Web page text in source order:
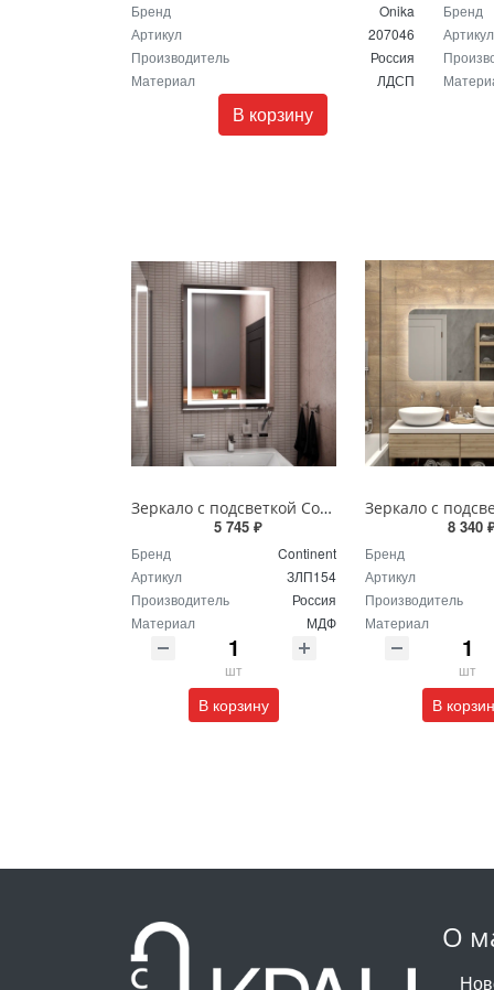
Бренд
Onika
Артикул
207046
Производитель
Россия
Материал
ЛДСП
В корзину
Бренд
Артикул
Зеркало с подсветкой Continent Пронто Люкс 60 х 80 см ЗЛП154
5 745 ₽
Бренд
Continent
Артикул
ЗЛП154
Производитель
Россия
Материал
МДФ
шт
В корзину
8 340
Бренд
Артикул
Производитель
Материал
шт
В
О